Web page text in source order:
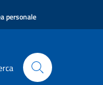
personale